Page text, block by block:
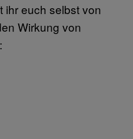
ihr euch selbst von
Wirkung von